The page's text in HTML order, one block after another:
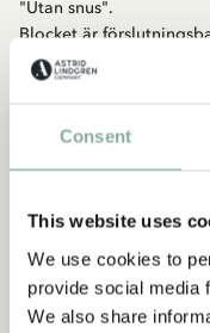
Consent
This website uses
We use cookies to
provide social media
We also share
"Utan snus".
Blocket är
återfinns också på
Upptäck mer från